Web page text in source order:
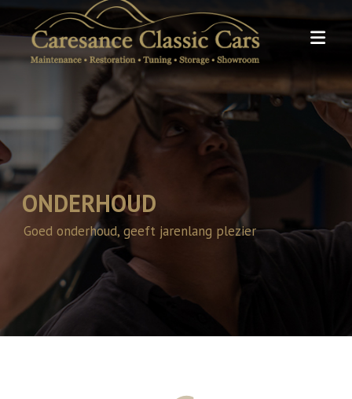
Skip
content
ONDERHOUD
Goed onderhoud, geeft jarenlang plezier